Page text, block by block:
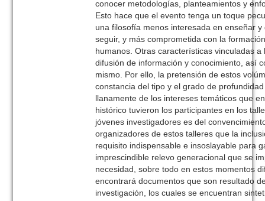
conocer metodologías, planteamientos y
Esto hace que el evento tenga un toque
una filosofía menos interesada en enseñar
seguir, y más comprometida con la
humanos. Otras características vinculadas a
difusión de información y conocimiento, así
mismo. Por ello, la pretensión de estos
constancia del tipo y el grado de
llanamente de los intereses temáticos que
histórico tuvieron los participantes en los
jóvenes investigadores es del
organizadores de estos talleres que la
requisito indispensable e insoslayable para
imprescindible relevo generacional que se
necesidad, sobre todo en estos momentos
encontrará documentos que son resultado
investigación, los cuales se encuentran